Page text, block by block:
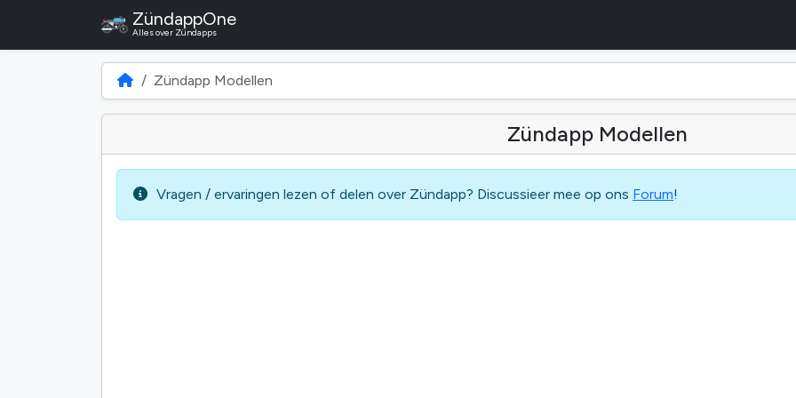
ZündappOne
Alles over Zündapps
Zündapp Modellen
Zündapp Modellen
Vragen / ervaringen lezen of delen over Zündapp? Discussieer mee op ons Forum!